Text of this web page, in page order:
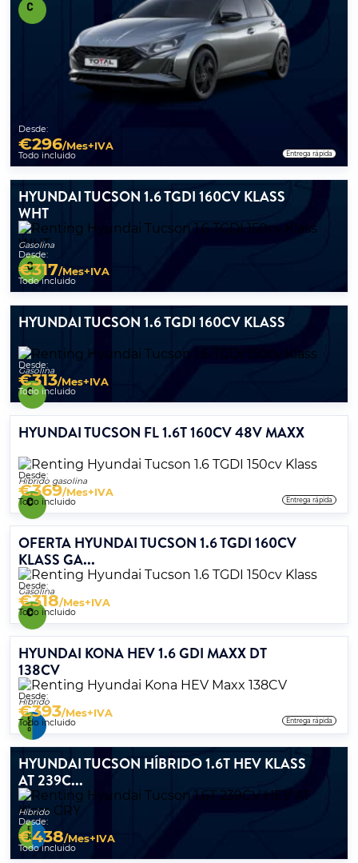
Desde:
€296/Mes+IVA
Todo incluido Entrega rápida
HYUNDAI TUCSON 1.6 TGDI 160CV KLASS
WHT
Gasolina
Desde:
€317/Mes+IVA
Todo incluido
HYUNDAI TUCSON 1.6 TGDI 160CV KLASS
Gasolina
Desde:
€313/Mes+IVA
Todo incluido
HYUNDAI TUCSON FL 1.6T 160CV 48V MAXX
Híbrido gasolina
Desde:
€369/Mes+IVA
Todo incluido Entrega rápida
OFERTA HYUNDAI TUCSON 1.6 TGDI 160CV
KLASS GA...
Gasolina
Desde:
€318/Mes+IVA
Todo incluido
HYUNDAI KONA HEV 1.6 GDI MAXX DT
138CV
Híbrido
Desde:
€393/Mes+IVA
Todo incluido Entrega rápida
HYUNDAI TUCSON HÍBRIDO 1.6T HEV KLASS
AT 239C...
Híbrido
Desde:
€438/Mes+IVA
Todo incluido